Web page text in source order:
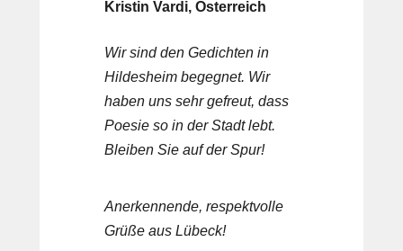
Kristin Vardi, Österreich
Wir sind den Gedichten in
Hildesheim begegnet. Wir
haben uns sehr gefreut, dass
Poesie so in der Stadt lebt.
Bleiben Sie auf der Spur!
Anerkennende, respektvolle
Grüße aus Lübeck!